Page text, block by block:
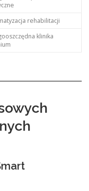
rehabilitacji
klinika